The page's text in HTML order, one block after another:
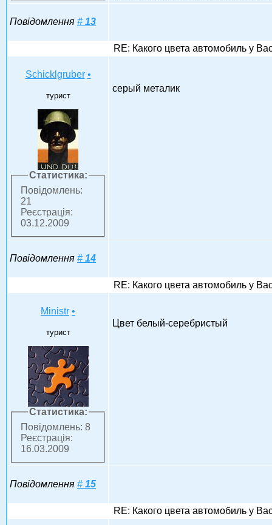
Повідомлення # 13
RE: Какого цвета автомобиль у
Schicklgruber •
турист
Статистика:
Повідомлень:
21
Реєстрація:
03.12.2009
серый металик
Повідомлення # 14
RE: Какого цвета автомобиль у
Ministr •
турист
Статистика:
Повідомлень: 8
Реєстрація:
16.03.2009
Цвет белый-серебристый
Повідомлення # 15
RE: Какого цвета автомобиль у